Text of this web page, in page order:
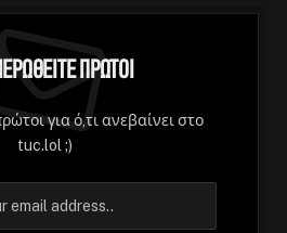
Πρώτοι
για ό,τι ανεβαίνει στο
tuc.lol ;)